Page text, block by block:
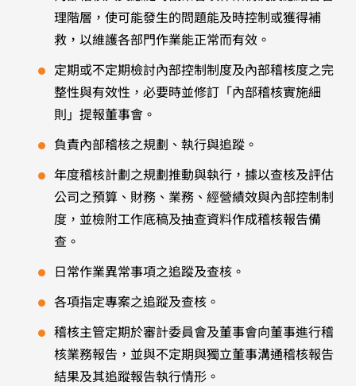
理階層，使可能發生的問題能及時控制或獲得補
救，以維護各部門作業能正常而有效。
定期或不定期檢討內部控制制度及內部稽核度之完
整性與有效性，必要時並修訂「內部稽核實施細
則」提報董事會。
負責內部稽核之規劃、執行與追蹤。
年度稽核計劃之規劃推動與執行，據以查核及評估
公司之預算、財務、業務、經營績效與內部控制制
度，並檢附工作底稿及抽查資料作成稽核報告備
查。
日常作業異常事項之追蹤及查核。
各項指定專案之追蹤及查核。
稽核主管定期於審計委員會及董事會向董事進行稽
核業務報告，並與不定期與獨立董事溝通稽核報告
結果及其追蹤報告執行情形。